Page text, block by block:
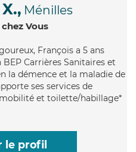
Ménilles
Vous
François a 5 ans
Carrières Sanitaires et
la démence et la maladie de
ses services de
mobilité et toilette/habillage*
le profil